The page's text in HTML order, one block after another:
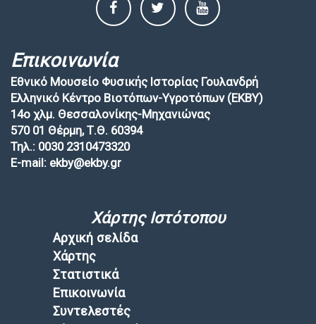
Επικοινωνία
Εθνικό Μουσείο Φυσικής Ιστορίας Γουλανδρή
Ελληνικό Κέντρο Βιοτόπων-Υγροτόπων (EKBY)
14ο χλμ. Θεσσαλονίκης-Μηχανιώνας
570 01 Θέρμη, Τ.Θ. 60394
Τηλ.: 0030 2310473320
E-mail: ekby@ekby.gr
Χάρτης Ιστότοπου
Αρχική σελίδα
Χάρτης
Στατιστικά
Επικοινωνία
Συντελεστές